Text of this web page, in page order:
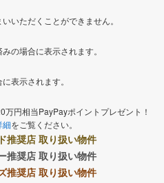
いただくことができません。
の場合に表示されます。
表示されます。
万円相当PayPayポイントプレゼント！
細をご覧ください。
推奨店 取り扱い物件
推奨店 取り扱い物件
推奨店 取り扱い物件